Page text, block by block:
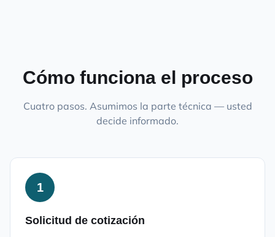
Cómo funciona el proceso
Cuatro pasos. Asumimos la parte técnica — usted
decide informado.
1
Solicitud de cotización